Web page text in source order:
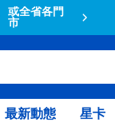
或全省各門
市
最新動態 星卡